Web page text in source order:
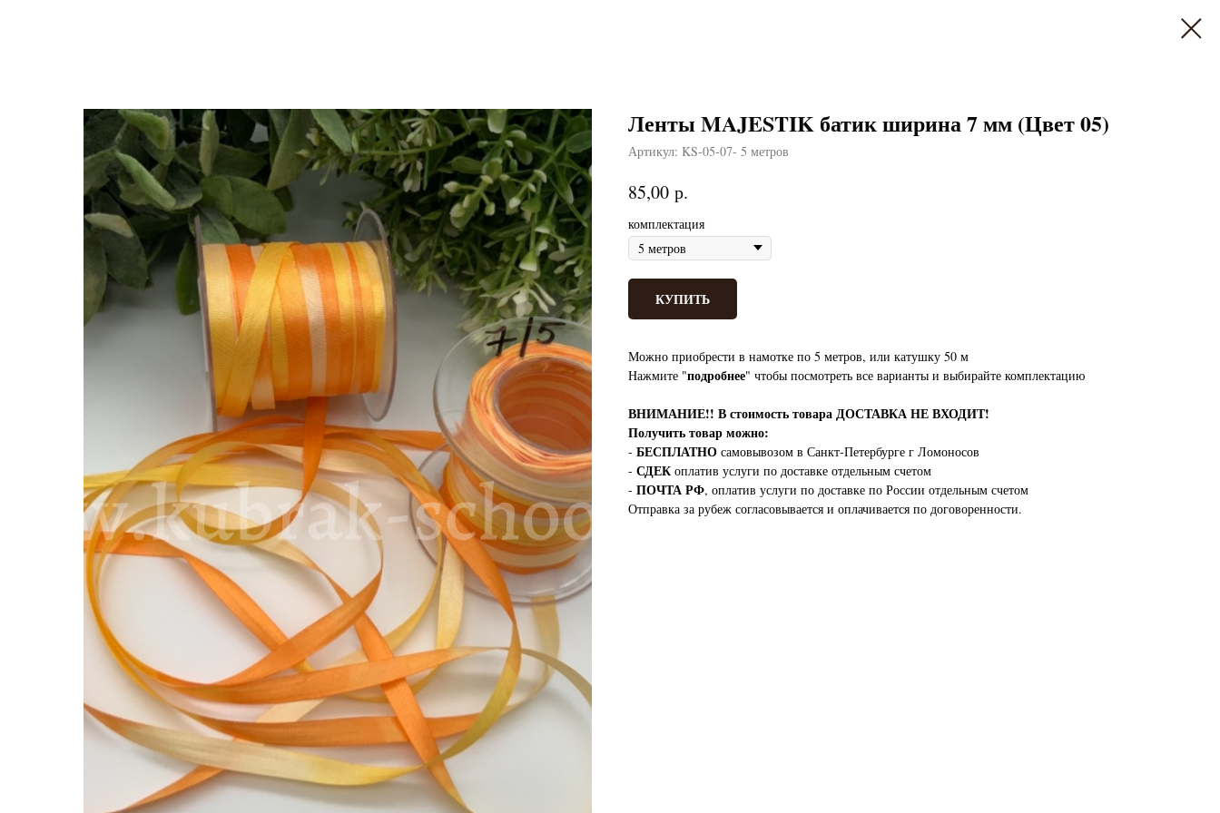
Ленты MAJESTIK батик ширина 7 мм (Цвет 05)
Артикул: KS-05-07- 5 метров
85,00 р.
комплектация
КУПИТЬ
Можно приобрести в намотке по 5 метров, или катушку 50 м
Нажмите "подробнее" чтобы посмотреть все варианты и выбирайте комплектацию
ВНИМАНИЕ!! В стоимость товара ДОСТАВКА НЕ ВХОДИТ!
Получить товар можно:
- БЕСПЛАТНО самовывозом в Санкт-Петербурге г Ломоносов
- СДЕК оплатив услуги по доставке отдельным счетом
- ПОЧТА РФ, оплатив услуги по доставке по России отдельным счетом
Отправка за рубеж согласовывается и оплачивается по договоренности.